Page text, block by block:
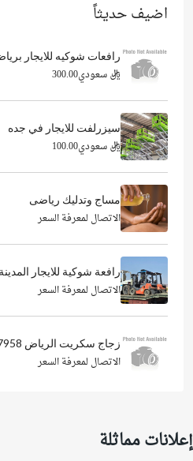
اضيف حديثاً
رافعات شوكيه للايجار
ريال سعودي300.00
سيزرلفت للايجار في جده
ريال سعودي100.00
مساج وتدليك رياضى
الاتصال لمعرفة السعر
رافعة شوكية للايجار
الاتصال لمعرفة السعر
زجاج سكريت الرياض 0558037958
الاتصال لمعرفة السعر
إعلانات مماثلة